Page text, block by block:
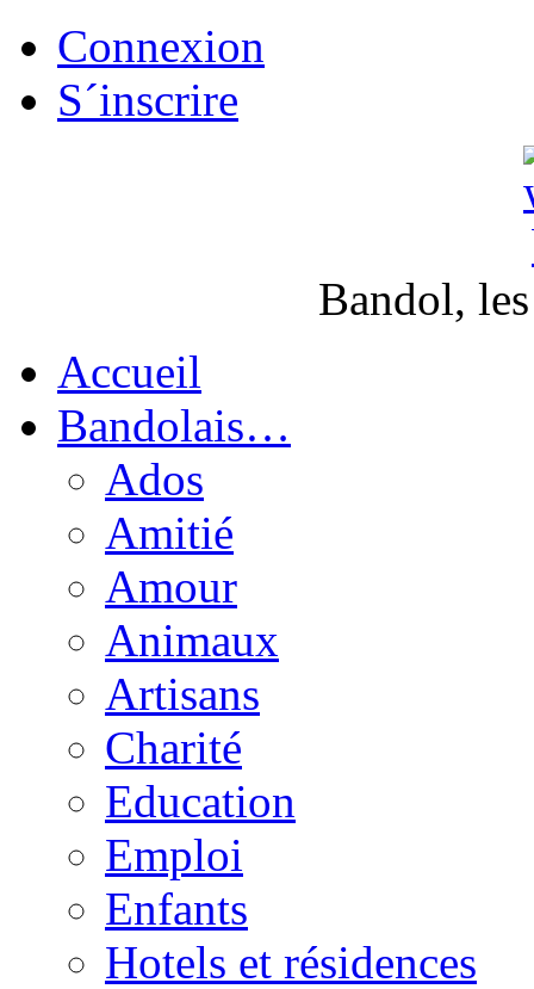
Connexion
S´inscrire
Bandol,
Accueil
Bandolais…
Ados
Amitié
Amour
Animaux
Artisans
Charité
Education
Emploi
Enfants
Hotels et résidences